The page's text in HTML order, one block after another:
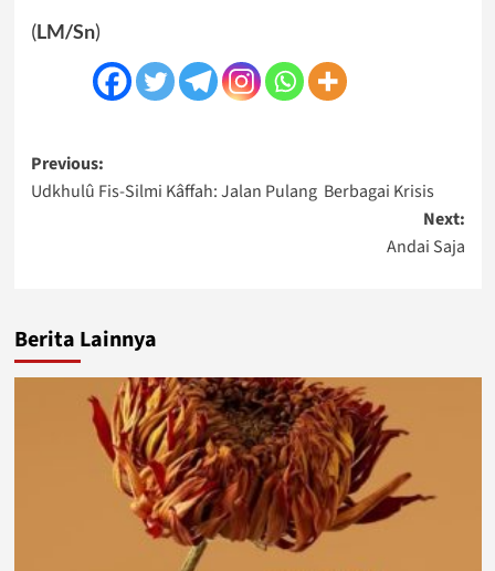
(LM/Sn)
Post
navigation
Previous:
Udkhulû Fis-Silmi Kâffah: Jalan Pulang Berbagai Krisis
Next:
Andai Saja
Berita Lainnya